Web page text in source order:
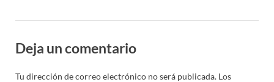
Deja un comentario
Tu dirección de correo electrónico no será publicada. Los